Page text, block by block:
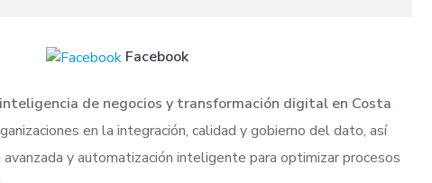
Facebook
de negocios y transformación digital en Costa
en la integración, calidad y gobierno del dato, así
y automatización inteligente para optimizar procesos